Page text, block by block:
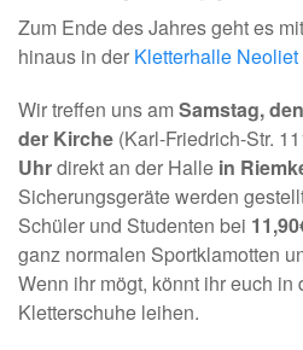
Zum Ende des Jahres geht es
hinaus in der Kletterhalle
Wir treffen uns amSamstag,
der Kirche (Karl-Friedrich-Str.
Uhrdirekt an der Halle in
Sicherungsgeräte werden
Schüler und Studenten bei
ganz normalen Sportklamotten
Wenn ihr mögt, könnt ihr euch in
Kletterschuhe leihen.